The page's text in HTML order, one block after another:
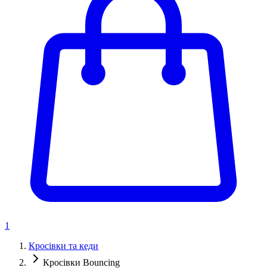
1
Кросівки та кеди
Кросівки Bouncing